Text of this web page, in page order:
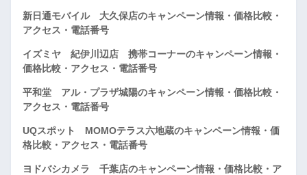
新日通モバイル 大久保店のキャンペーン情報・価格比較・
アクセス・電話番号
イズミヤ 紀伊川辺店 携帯コーナーのキャンペーン情報・
価格比較・アクセス・電話番号
平和堂 アル・プラザ城陽のキャンペーン情報・価格比較・
アクセス・電話番号
UQスポット MOMOテラス六地蔵のキャンペーン情報・価
格比較・アクセス・電話番号
ヨドバシカメラ 千葉店のキャンペーン情報・価格比較・ア